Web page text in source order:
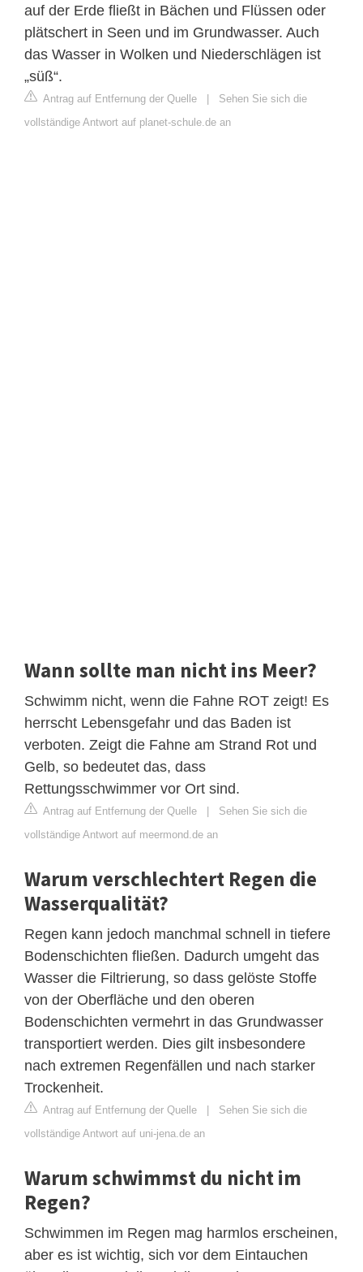
auf der Erde fließt in Bächen und Flüssen oder
plätschert in Seen und im Grundwasser. Auch
das Wasser in Wolken und Niederschlägen ist
„süß“.
Antrag auf Entfernung der Quelle | Sehen Sie sich die
vollständige Antwort auf planet-schule.de an
Wann sollte man nicht ins Meer?
Schwimm nicht, wenn die Fahne ROT zeigt! Es
herrscht Lebensgefahr und das Baden ist
verboten. Zeigt die Fahne am Strand Rot und
Gelb, so bedeutet das, dass
Rettungsschwimmer vor Ort sind.
Antrag auf Entfernung der Quelle | Sehen Sie sich die
vollständige Antwort auf meermond.de an
Warum verschlechtert Regen die
Wasserqualität?
Regen kann jedoch manchmal schnell in tiefere
Bodenschichten fließen. Dadurch umgeht das
Wasser die Filtrierung, so dass gelöste Stoffe
von der Oberfläche und den oberen
Bodenschichten vermehrt in das Grundwasser
transportiert werden. Dies gilt insbesondere
nach extremen Regenfällen und nach starker
Trockenheit.
Antrag auf Entfernung der Quelle | Sehen Sie sich die
vollständige Antwort auf uni-jena.de an
Warum schwimmst du nicht im
Regen?
Schwimmen im Regen mag harmlos erscheinen,
aber es ist wichtig, sich vor dem Eintauchen